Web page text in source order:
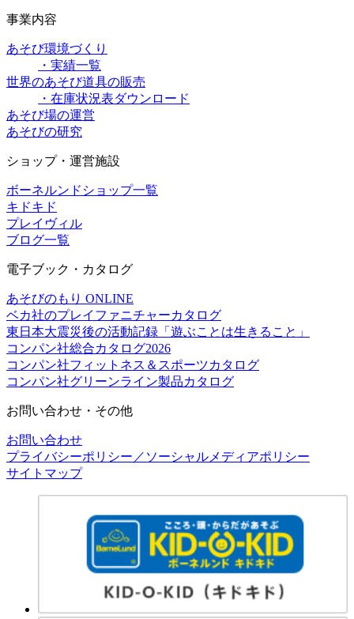
事業内容
あそび環境づくり
・実績一覧
世界のあそび道具の販売
・在庫状況表ダウンロード
あそび場の運営
あそびの研究
ショップ・運営施設
ボーネルンドショップ一覧
キドキド
プレイヴィル
ブログ一覧
電子ブック・カタログ
あそびのもり ONLINE
ベカ社のプレイファニチャーカタログ
東日本大震災後の活動記録「遊ぶことは生きること」
コンパン社総合カタログ2026
コンパン社フィットネス＆スポーツカタログ
コンパン社グリーンライン製品カタログ
お問い合わせ・その他
お問い合わせ
プライバシーポリシー／ソーシャルメディアポリシー
サイトマップ